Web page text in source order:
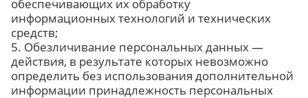
обеспечивающих их обработку
информационных технологий и технических
средств;
5. Обезличивание персональных данных —
действия, в результате которых невозможно
определить без использования дополнительной
информации принадлежность персональных